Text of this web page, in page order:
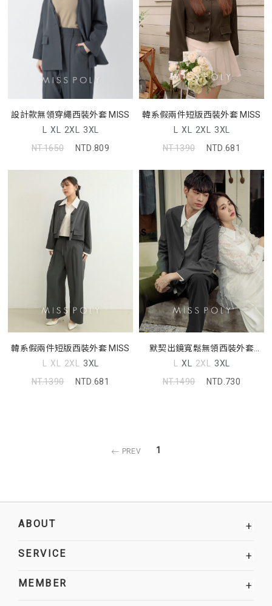
設計款無領穿繩西裝外套 MISS
L XL 2XL 3XL
NT.1650
NTD.809
韓系假兩件短版西裝外套 MISS
L XL 2XL 3XL
NT.1390
NTD.681
韓系假兩件短版西裝外套 MISS
L XL 2XL 3XL
NT.1390
NTD.681
默契出鏡寬鬆無領西裝外套
(unisex) MISS
L XL 2XL 3XL
NT.1490
NTD.730
PREV 1
ABOUT +
SERVICE +
MEMBER +